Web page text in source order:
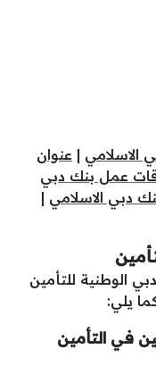
الاسلامي | عنوان
عمل بنك دبي
دبي الاسلامي |
الوطنية للتأمين
يلي:
في التأمين